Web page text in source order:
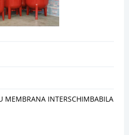
MEMBRANA INTERSCHIMBABILA